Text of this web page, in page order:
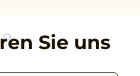
Sie uns